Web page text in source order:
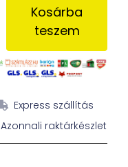
Kosárba
teszem
Express szállítás
Azonnali raktárkészlet